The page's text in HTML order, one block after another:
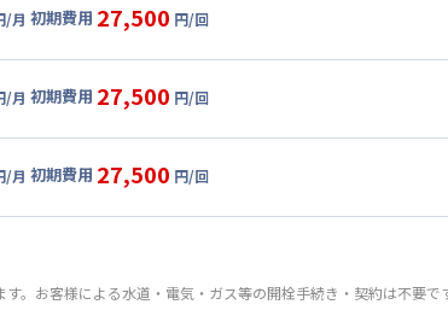
/月 初期費用 27,500 円/回
円/日)
(800円/日) (税抜)
(税抜)
/月 初期費用 27,500 円/回
円/日)
(800円/日) (税抜)
/月 初期費用 27,500 円/回
)
(800円/日) (税抜)
。お客様による水道・電気・ガス等の開栓手続き・契約は不要で